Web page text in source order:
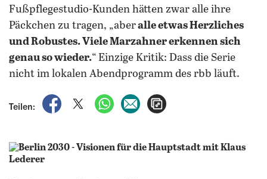
Fußpflegestudio-Kunden hätten zwar alle ihre
Päckchen zu tragen, „aberalle etwas Herzliches
und Robustes. Viele Marzahner erkennen sich
genau so wieder.“ Einzige Kritik: Dass die Serie
nicht im lokalen Abendprogramm des rbb läuft.
Teilen:
auf Facebook teilen
auf X teilenper WhatsApp teilen
per E-Mail teilen